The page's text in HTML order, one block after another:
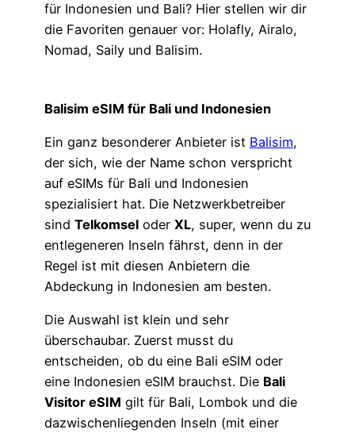
für Indonesien und Bali? Hier stellen wir dir
die Favoriten genauer vor: Holafly, Airalo,
Nomad, Saily und Balisim.
Balisim eSIM für Bali und Indonesien
Ein ganz besonderer Anbieter ist Balisim,
der sich, wie der Name schon verspricht
auf eSIMs für Bali und Indonesien
spezialisiert hat. Die Netzwerkbetreiber
sind Telkomsel oder XL, super, wenn du zu
entlegeneren Inseln fährst, denn in der
Regel ist mit diesen Anbietern die
Abdeckung in Indonesien am besten.
Die Auswahl ist klein und sehr
überschaubar. Zuerst musst du
entscheiden, ob du eine Bali eSIM oder
eine Indonesien eSIM brauchst. Die Bali
Visitor eSIM gilt für Bali, Lombok und die
dazwischenliegenden Inseln (mit einer